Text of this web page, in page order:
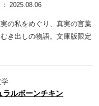
2025.08.06
の私をめぐり、真実の言葉
き出しの物語。文庫版限定
学
ラルボーンチキン